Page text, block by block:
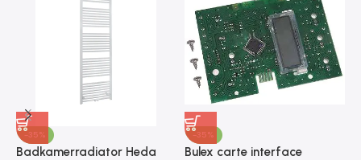
-35%
Badkamerradiator Heda
-35%
Bulex carte interface